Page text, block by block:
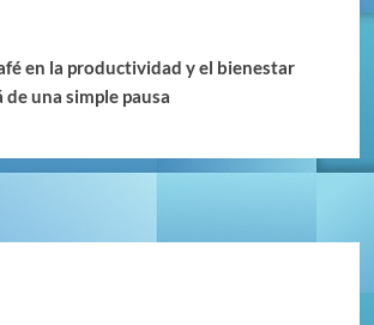
en la productividad y el bienestar
una simple pausa